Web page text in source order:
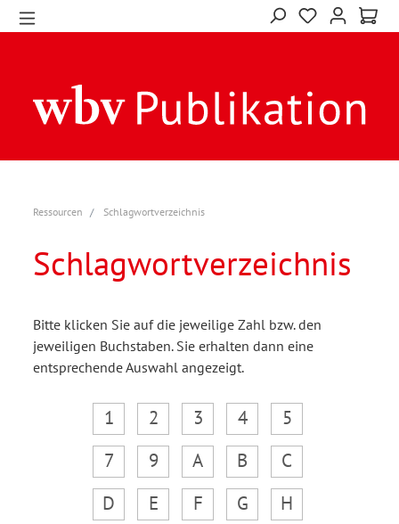
Ressourcen Schlagwortverzeichnis
Schlagwortverzeichnis
Bitte klicken Sie auf die jeweilige Zahl bzw. den
jeweiligen Buchstaben. Sie erhalten dann eine
entsprechende Auswahl angezeigt.
1 2 3 4
5
7
9 A B
C
D
E F G
H